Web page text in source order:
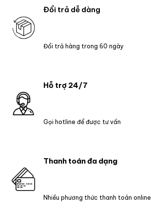
Đổi trả dễ dàng
Đổi trả hàng trong 60 ngày
Hỗ trợ 24/7
Gọi hotline để được tư vấn
Thanh toán đa dạng
Nhiều phương thức thanh toán online